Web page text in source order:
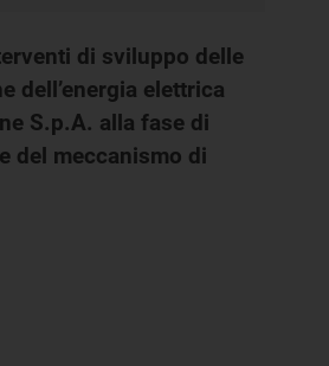
di sviluppo delle
dell’energia elettrica
S.p.A. alla fase di
del meccanismo di